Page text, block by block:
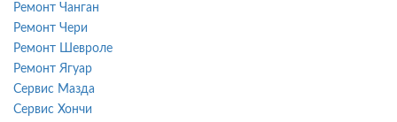
Ремонт Чанган
Ремонт Чери
Ремонт Шевроле
Ремонт Ягуар
Сервис Мазда
Сервис Хончи